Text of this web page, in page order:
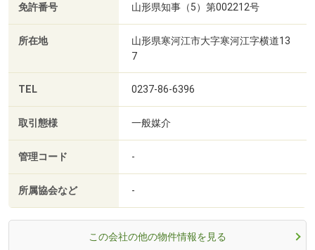
免許番号 山形県知事（5）第002212号
所在地
山形県寒河江市大字寒河江字横道13
7
TEL 0237-86-6396
取引態様 一般媒介
管理コード -
所属協会など -
この会社の他の物件情報を見る